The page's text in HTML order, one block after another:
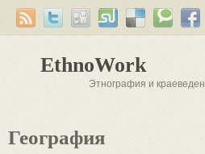
EthnoWork
Этнография и
География